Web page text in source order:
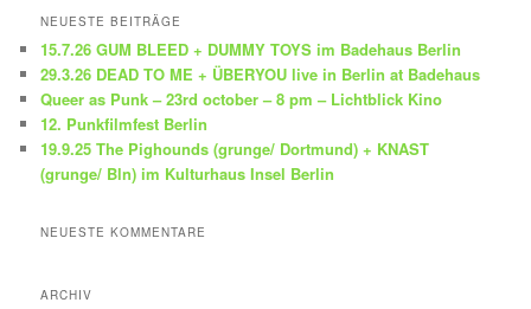
h
n
NEUESTE BEITRÄGE
15.7.26 GUM BLEED + DUMMY TOYS im Badehaus Berlin
29.3.26 DEAD TO ME + ÜBERYOU live in Berlin at Badehaus
Queer as Punk – 23rd october – 8 pm – Lichtblick Kino
12. Punkfilmfest Berlin
19.9.25 The Pighounds (grunge/ Dortmund) + KNAST
(grunge/ Bln) im Kulturhaus Insel Berlin
NEUESTE KOMMENTARE
ARCHIV